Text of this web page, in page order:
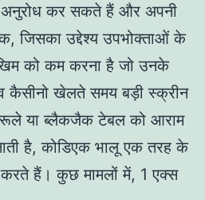
अनुरोध कर सकते हैं और अपनी
जिसका उद्देश्य उपभोक्ताओं के
को कम करना है जो उनके
कैसीनो खेलते समय बड़ी स्क्रीन
या ब्लैकजैक टेबल को आराम
है, कोडिएक भालू एक तरह के
हैं। कुछ मामलों में, 1 एक्स